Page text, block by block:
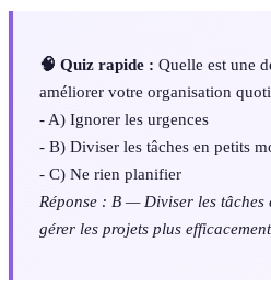
🧠 Quiz rapide : Quelle est une
améliorer votre organisation
- A) Ignorer les urgences
- B) Diviser les tâches en petits
- C) Ne rien planifier
Réponse : B — Diviser les tâches
gérer les projets plus